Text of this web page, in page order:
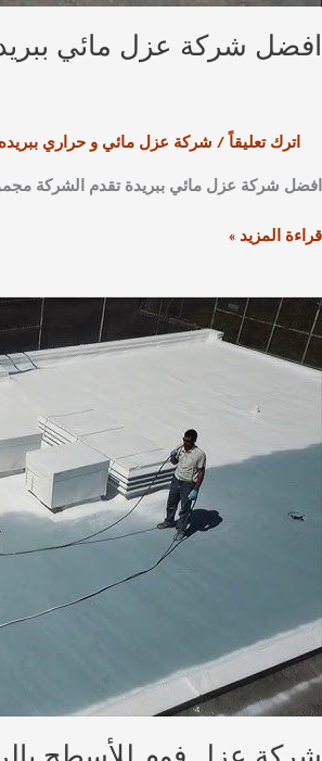
افضل شركة عزل مائي ببريدة
اترك تعليقاً/ شركة عزل مائي و حراري ببريده
افضل شركة عزل مائي ببريدة تقدم الشركة
قراءة المزيد »
شركة
عزل
فوم
للأسطح